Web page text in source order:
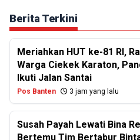
Berita Terkini
Meriahkan HUT ke-81 RI,
Warga Ciekek Karaton,
Ikuti Jalan Santai
Pos Banten 3 jam yang lalu
Susah Payah Lewati Bina
Bertemu Tim Bertabur